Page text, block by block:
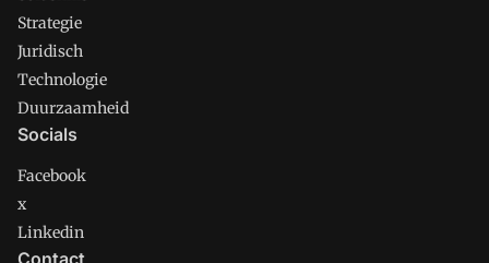
Strategie
Juridisch
Technologie
Duurzaamheid
Socials
Facebook
x
Linkedin
Contact